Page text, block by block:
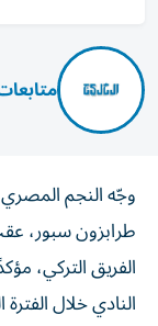
وجّه النجم
طرابزون سبور،
الفريق التركي،
النادي خلال الفترة